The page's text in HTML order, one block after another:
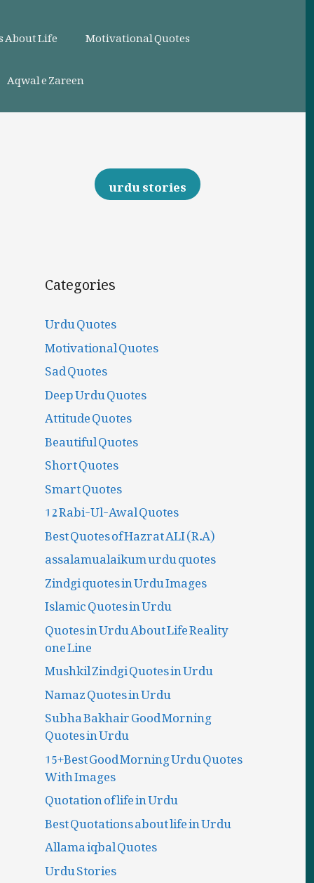
About Life
Motivational Quotes
Aqwal e Zareen
urdu stories
Categories
Urdu Quotes
Motivational Quotes
Sad Quotes
Deep Urdu Quotes
Attitude Quotes
Beautiful Quotes
Short Quotes
Smart Quotes
12 Rabi-Ul-Awal Quotes
Best Quotes of Hazrat ALI (R.A)
assalamualaikum urdu quotes
Zindgi quotes in Urdu Images
Islamic Quotes in Urdu
Quotes in Urdu About Life Reality
one Line
Mushkil Zindgi Quotes in Urdu
Namaz Quotes in Urdu
Subha Bakhair Good Morning
Quotes in Urdu
15+Best Good Morning Urdu Quotes
With Images
Quotation of life in Urdu
Best Quotations about life in Urdu
Allama iqbal Quotes
Urdu Stories